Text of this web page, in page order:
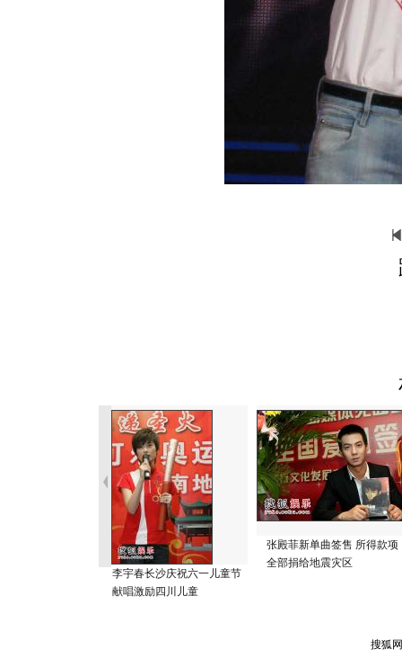
李宇春长沙庆祝六一儿童节
献唱激励四川儿童
张殿菲新单曲签售 所得款项
全部捐给地震灾区